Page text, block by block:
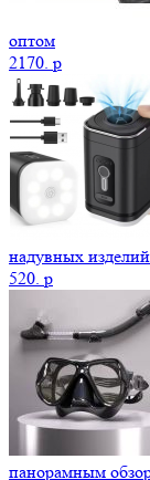
оптом
2170. p
надувных
520. p
панорамным